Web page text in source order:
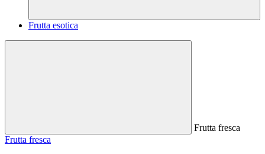
Frutta esotica
Frutta fresca
Frutta fresca